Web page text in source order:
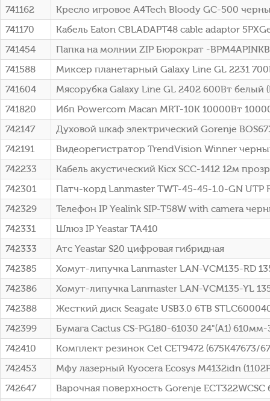
741162
Кресло игровое A4Tech Bloody GC-500
741170
Кабель Eaton CBLADAPT48 cable adaptor
741454
Папка на молнии ZIP Бюрократ -
741588
Миксер планетарный Galaxy Line GL 2231
741604
Мясорубка Galaxy Line GL 2402 600Вт белый
741820
Ибп Powercom Macan MRT-10K 10000Вт
742147
Духовой шкаф электрический Gorenje
742191
Видеорегистратор TrendVision Winner
742233
Кабель акустический Kicx SCC-1412 12м
742301
Патч-корд Lanmaster TWT-45-45-1.0-GN UTP
742329
Телефон IP Yealink SIP-T58W with camera
742331
Шлюз IP Yeastar TA410
742333
Атс Yeastar S20 цифровая гибридная
742385
Хомут-липучка Lanmaster LAN-VCM135-RD
742386
Хомут-липучка Lanmaster LAN-VCM135-YL
742388
Жесткий диск Seagate USB3.0 6TB
742399
Бумага Cactus CS-PG180-61030 24"(A1)
742410
Комплект резинок Cet CET9472 (675K47673/
742453
Мфу лазерный Kyocera Ecosys M4132idn
742647
Варочная поверхность Gorenje ECT322WCSC